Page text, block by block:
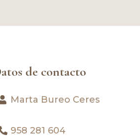
de contacto
Marta Bureo Ceres
958 281 604